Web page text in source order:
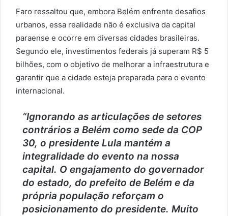
Faro ressaltou que, embora Belém enfrente desafios
urbanos, essa realidade não é exclusiva da capital
paraense e ocorre em diversas cidades brasileiras.
Segundo ele, investimentos federais já superam R$ 5
bilhões, com o objetivo de melhorar a infraestrutura e
garantir que a cidade esteja preparada para o evento
internacional.
“Ignorando as articulações de setores
contrários a Belém como sede da COP
30, o presidente Lula mantém a
integralidade do evento na nossa
capital. O engajamento do governador
do estado, do prefeito de Belém e da
própria população reforçam o
posicionamento do presidente. Muito